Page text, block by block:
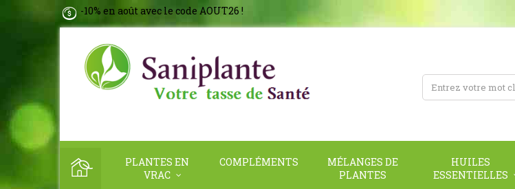
-10% en août avec le code AOUT26 !
PLANTES EN
VRAC
COMPLÉMENTS
MÉLANGES DE
PLANTES
HUILES
ESSENTIELLES